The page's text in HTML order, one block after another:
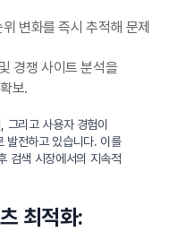
변화를 즉시 추적해 문제
경쟁 사이트 분석을
보.
리고 사용자 경험이
발전하고 있습니다. 이를
검색 시장에서의 지속적
최적화: